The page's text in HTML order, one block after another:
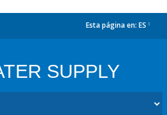
Esta página en: ES
SUPPLY